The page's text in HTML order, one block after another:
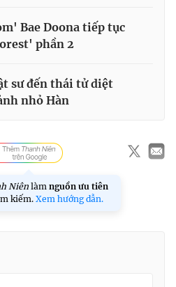
Bae Doona tiếp tục
phần 2
sư đến thái tử diệt
nhỏ Hàn
Niên làm nguồn ưu tiên
kiếm. Xem hướng dẫn.